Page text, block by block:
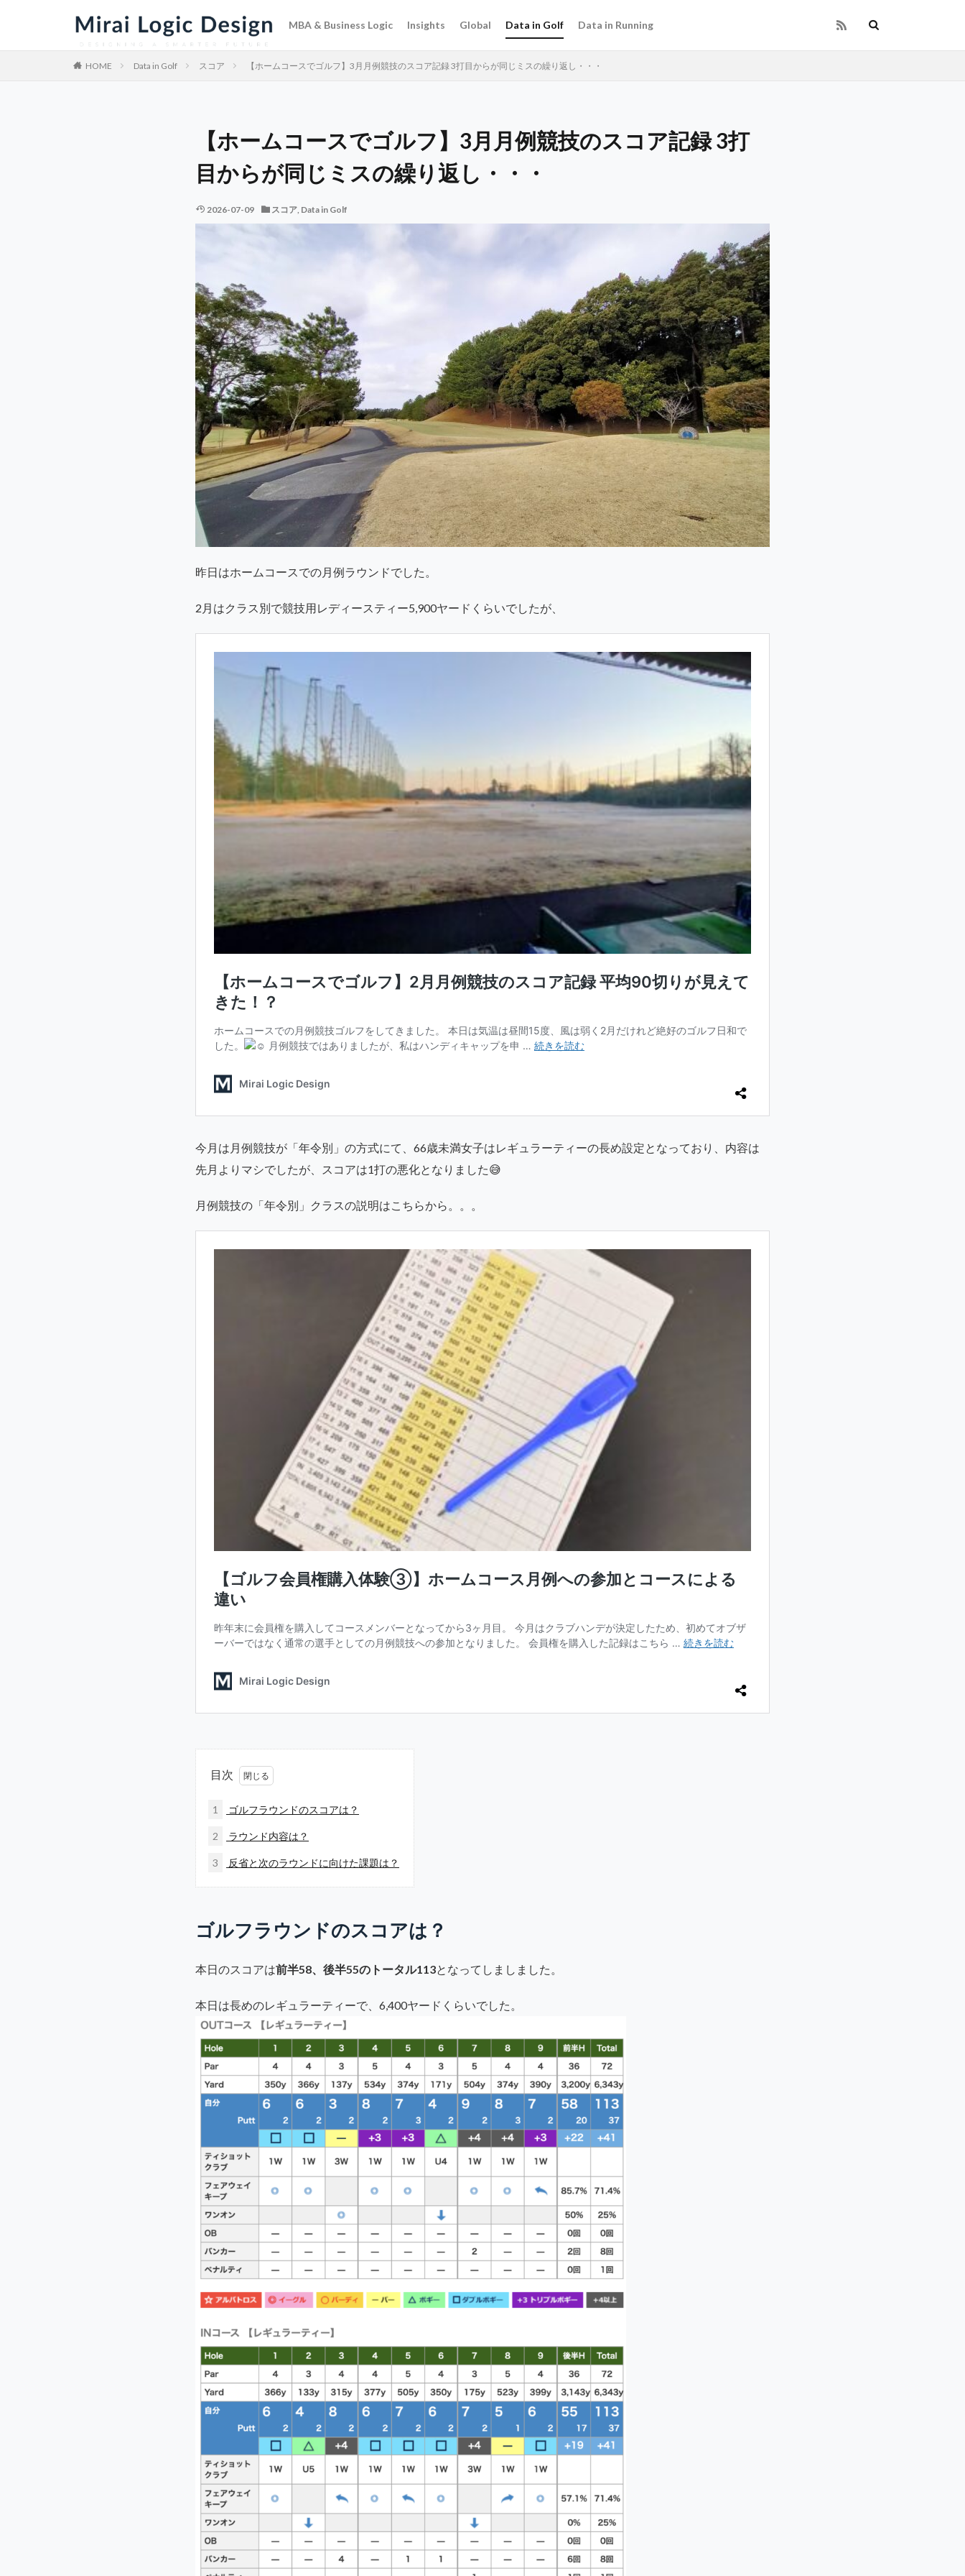
MBA & Business Logic Insights Global Data in Golf Data in Running
HOME Data in Golf スコア 【ホームコースでゴルフ】3月月例競技のスコア記録 3打目からが同じミスの繰り返し・・・
【ホームコースでゴルフ】3月月例競技のスコア記録 3打
目からが同じミスの繰り返し・・・
2026-07-09 スコア, Data in Golf
昨日はホームコースでの月例ラウンドでした。
2月はクラス別で競技用レディースティー5,900ヤードくらいでしたが、
今月は月例競技が「年令別」の方式にて、66歳未満女子はレギュラーティーの長め設定となっており、内容は
先月よりマシでしたが、スコアは1打の悪化となりました😅
月例競技の「年令別」クラスの説明はこちらから。。。
目次
1 ゴルフラウンドのスコアは？
2 ラウンド内容は？
3 反省と次のラウンドに向けた課題は？
ゴルフラウンドのスコアは？
本日のスコアは前半58、後半55のトータル113となってしましました。
本日は長めのレギュラーティーで、6,400ヤードくらいでした。